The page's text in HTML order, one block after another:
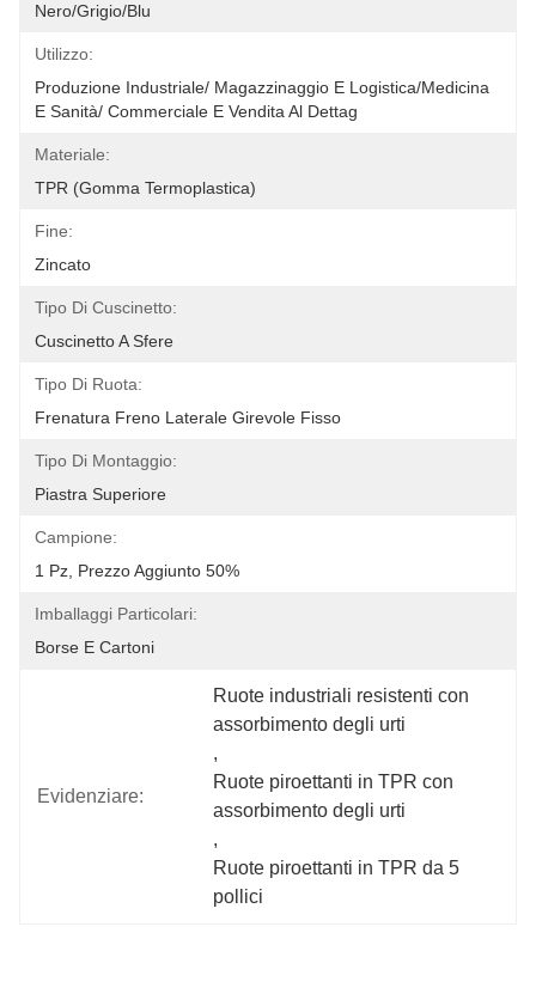
Nero/Grigio/Blu
Utilizzo:
Produzione Industriale/ Magazzinaggio E Logistica/Medicina
E Sanità/ Commerciale E Vendita Al Dettag
Materiale:
TPR (gomma Termoplastica)
Fine:
Zincato
Tipo Di Cuscinetto:
Cuscinetto A Sfere
Tipo Di Ruota:
Frenatura Freno Laterale Girevole Fisso
Tipo Di Montaggio:
Piastra Superiore
Campione:
1 Pz, Prezzo Aggiunto 50%
Imballaggi Particolari:
Borse E Cartoni
Evidenziare:
Ruote industriali resistenti con
assorbimento degli urti
,
Ruote piroettanti in TPR con
assorbimento degli urti
,
Ruote piroettanti in TPR da 5
pollici